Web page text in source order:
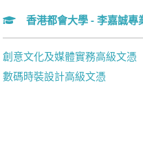
香港都會大學 - 李嘉誠專
創意文化及媒體實務高級文憑
數碼時裝設計高級文憑